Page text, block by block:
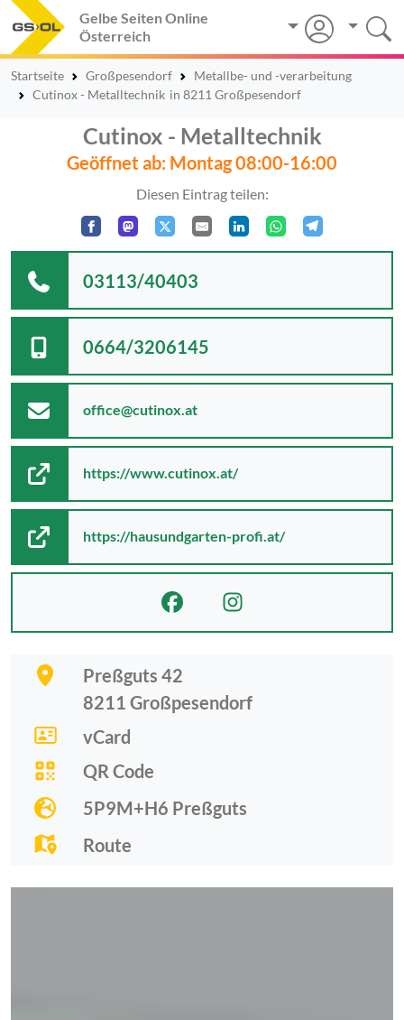
Gelbe Seiten Online
Österreich
Startseite Großpesendorf
Metallbe- und -verarbeitung
Cutinox - Metalltechnik in 8211 Großpesendorf
Cutinox - Metalltechnik
Geöffnet ab: Montag 08:00-16:00
Diesen Eintrag teilen:
Preßguts 42
8211 Großpesendorf
vCard
QR Code
5P9M+H6 Preßguts
Route
03113/40403
0664/3206145
office@cutinox.at
https://www.cutinox.at/
https://hausundgarten-profi.at/